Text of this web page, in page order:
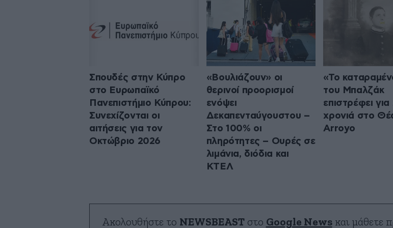
Σπουδές στην Κύπρο
στο Ευρωπαϊκό
Πανεπιστήμιο Κύπρου:
Συνεχίζονται οι
αιτήσεις για τον
Οκτώβριο 2026
«Βουλιάζουν» οι
θερινοί προορισμοί
ενόψει
Δεκαπενταύγουστου –
Στο 100% οι
πληρότητες – Ουρές σε
λιμάνια, διόδια και
ΚΤΕΛ
«Το
του Μπαλζάκ
επιστρέφει για
χρονιά στο
Arroyo
Ακολουθήστε το NEWSBEASTστο Google Newsκαι μάθετε